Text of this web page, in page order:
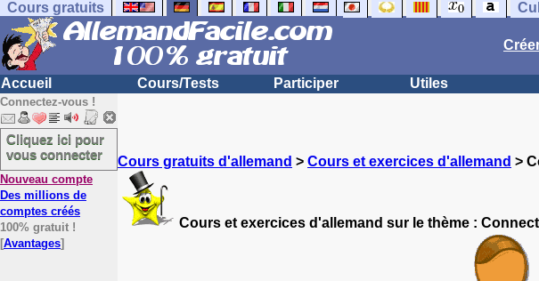
Cours gratuits
Accueil Cours/Tests Participer Utiles
Connectez-vous !
Cliquez ici pour
vous connecter
Nouveau compte
Des millions de
comptes créés
100% gratuit !
[Avantages]
Cours gratuits d'allemand > Cours et exercices d'allemand >
Cours et exercices d'allemand sur le thème :